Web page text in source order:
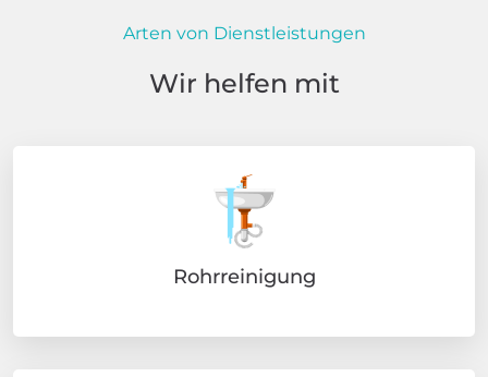
Arten von Dienstleistungen
Wir helfen mit
Rohrreinigung